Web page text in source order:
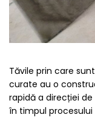
Tăvile prin care
curate au o
rapidă a direcției
în timpul procesului